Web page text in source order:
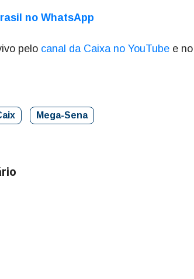
no WhatsApp
pelo canal da Caixa no YouTube e
Mega-Sena